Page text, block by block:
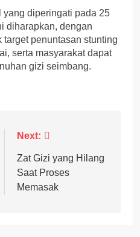
diperingati pada 25
diharapkan, dengan
penuntasan stunting
serta masyarakat dapat
gizi seimbang.
Next:
Zat Gizi yang Hilang
Saat Proses
Memasak